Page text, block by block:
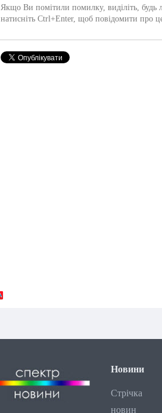
Якщо Ви помітили помилку, виділіть, будь
натисніть Ctrl+Enter, щоб повідомити про
Новини
Стрічка
новин